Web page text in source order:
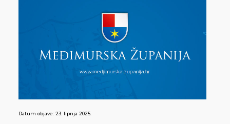
Datum objave: 23. lipnja 2025.